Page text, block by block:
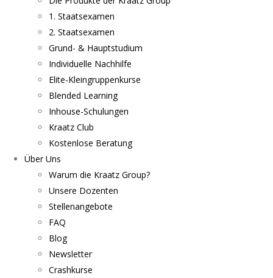
1. Staatsexamen
2. Staatsexamen
Grund- & Hauptstudium
Individuelle Nachhilfe
Elite-Kleingruppenkurse
Blended Learning
Inhouse-Schulungen
Kraatz Club
Kostenlose Beratung
Über Uns
Warum die Kraatz Group?
Unsere Dozenten
Stellenangebote
FAQ
Blog
Newsletter
Crashkurse